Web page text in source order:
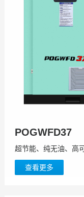
POGWFD37
超节能、纯无油、高
查看更多